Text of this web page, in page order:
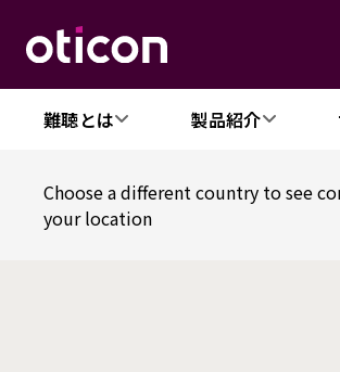
難聴とは 製品紹介
Choose a different country to see
your location